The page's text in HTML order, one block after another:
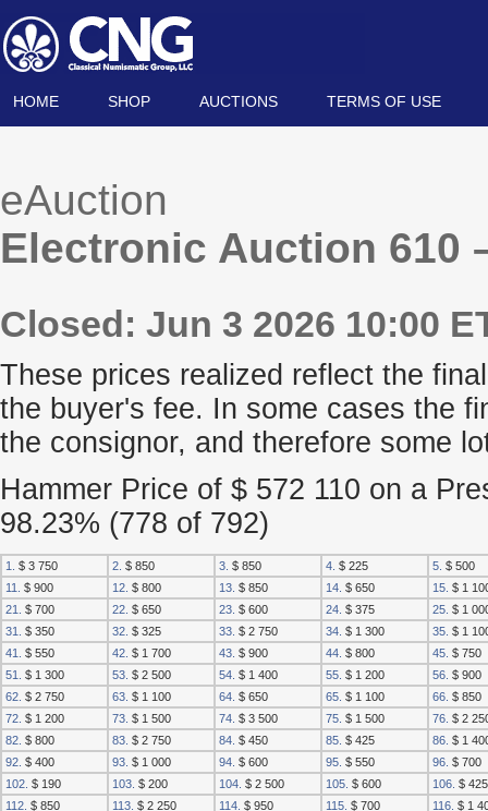
HOME SHOP AUCTIONS TERMS OF USE
eAuction
Electronic Auction 610
Closed: Jun 3 2026 10:00
These prices realized reflect the
the buyer's fee. In some cases the
the consignor, and therefore some
Hammer Price of $ 572 110 on a
98.23% (778 of 792)
1. $ 3 750 2. $ 850 3. $ 850 4. $ 225 5. $ 500
11.
$ 900 12. $ 800 13. $ 850 14. $ 650 15. $ 1
21.
$ 700 22. $ 650 23. $ 600 24. $ 375 25. $ 1
31.
$ 350 32. $ 325 33. $ 2 750 34. $ 1 300 35. $ 1
41.
$ 550 42. $ 1 700 43. $ 900 44. $ 800 45. $ 750
51.
$ 1 300 53. $ 2 500 54. $ 1 400 55. $ 1 200 56. $ 900
62. $ 2 750 63. $ 1 100 64. $ 650 65. $ 1 100 66. $ 850
72. $ 1 200 73. $ 1 500 74. $ 3 500 75. $ 1 500 76. $ 2
82. $ 800 83. $ 2 750 84. $ 450 85. $ 425 86. $ 1
92. $ 400 93. $ 1 000 94. $ 600 95. $ 550 96. $ 700
102. $ 190 103. $ 200 104. $ 2 500 105. $ 600 106. $ 425
112. $ 850 113. $ 2 250 114. $ 950 115. $ 700 116. $ 1